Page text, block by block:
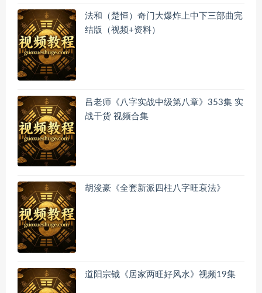
法和（楚恒）奇门大爆炸上中下三部曲完
结版（视频+资料）
吕老师《八字实战中级第八章》353集 实
战干货 视频合集
胡浚豪《全套新派四柱八字旺衰法》
道阳宗钺《居家两旺好风水》视频19集